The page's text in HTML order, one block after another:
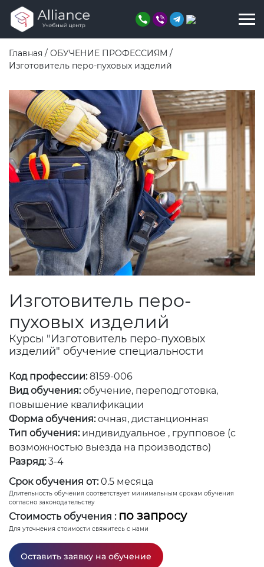
Главная / ОБУЧЕНИЕ ПРОФЕССИЯМ /
Изготовитель перо-пуховых изделий
Изготовитель перо-
пуховых изделий
Курсы "Изготовитель перо-пуховых
изделий" обучение специальности
Код профессии:8159-006
Вид обучения: обучение, переподготовка,
повышение квалификации
Форма обучения: очная, дистанционная
Тип обучения: индивидуальное , групповое (с
возможностью выезда на производство)
Разряд: 3-4
Срок обучения от: 0.5 месяца
Длительность обучения соответствует минимальным срокам обучения
согласно законодательству
Стоимость обучения : по запросу
Для уточнения стоимости свяжитесь с нами
Оставить заявку на обучение